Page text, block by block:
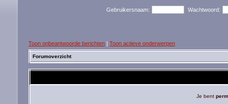
Gebruikersnaam: Wachtwoord:
Toon onbeantwoorde berichten | Toon actieve onderwerpen
Forumoverzicht
Je bent